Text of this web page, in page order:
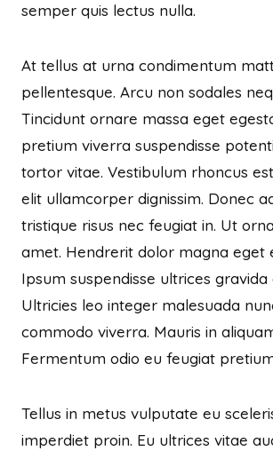
semper quis lectus nulla.
At tellus at urna condimentum
pellentesque. Arcu non sodales
Tincidunt ornare massa eget
pretium viverra suspendisse
tortor vitae. Vestibulum rhoncus
elit ullamcorper dignissim. Donec
tristique risus nec feugiat in. Ut
amet. Hendrerit dolor magna eget
Ipsum suspendisse ultrices
Ultricies leo integer malesuada
commodo viverra. Mauris in
Fermentum odio eu feugiat
Tellus in metus vulputate eu
imperdiet proin. Eu ultrices vitae